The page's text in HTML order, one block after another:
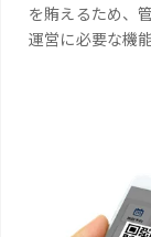
を賄えるため、
運営に必要な機